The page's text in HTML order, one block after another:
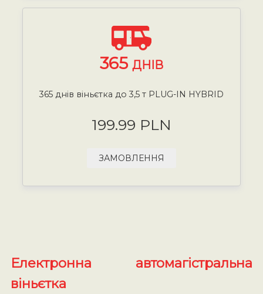
365 ДНІВ
365 днів віньєтка до 3,5 т PLUG-IN HYBRID
199.99 PLN
ЗАМОВЛЕННЯ
Електронна автомагістральна
віньєтка